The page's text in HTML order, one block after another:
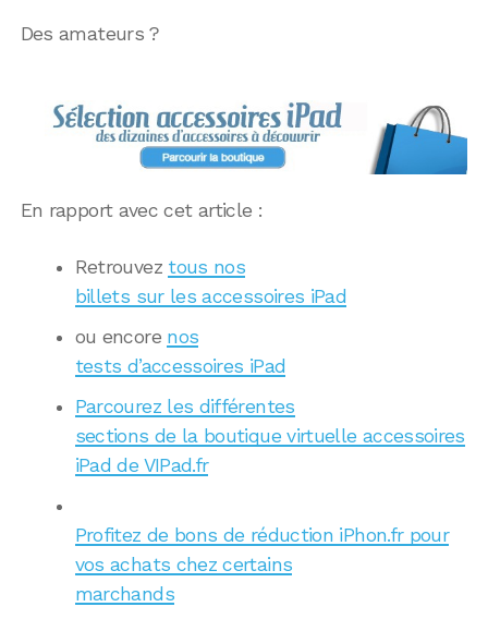
Des amateurs ?
En rapport avec cet article :
Retrouvez tous nos
billets sur les accessoires iPad
ou encore nos
tests d’accessoires iPad
Parcourez les différentes
sections de la boutique virtuelle accessoires
iPad de VIPad.fr
Profitez de bons de réduction iPhon.fr pour
vos achats chez certains
marchands